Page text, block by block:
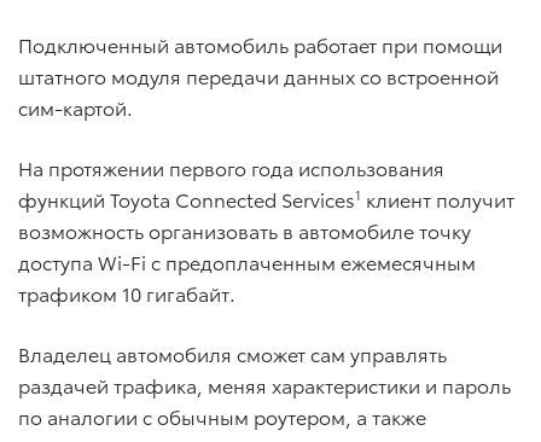
Подключенный автомобиль работает при помощи
штатного модуля передачи данных со встроенной
сим-картой.
На протяжении первого года использования
функций Toyota Connected Services1 клиент получит
возможность организовать в автомобиле точку
доступа Wi-Fi с предоплаченным ежемесячным
трафиком 10 гигабайт.
Владелец автомобиля сможет сам управлять
раздачей трафика, меняя характеристики и пароль
по аналогии с обычным роутером, а также